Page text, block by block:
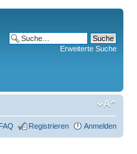
Erweiterte Suche
FAQ Registrieren Anmelden